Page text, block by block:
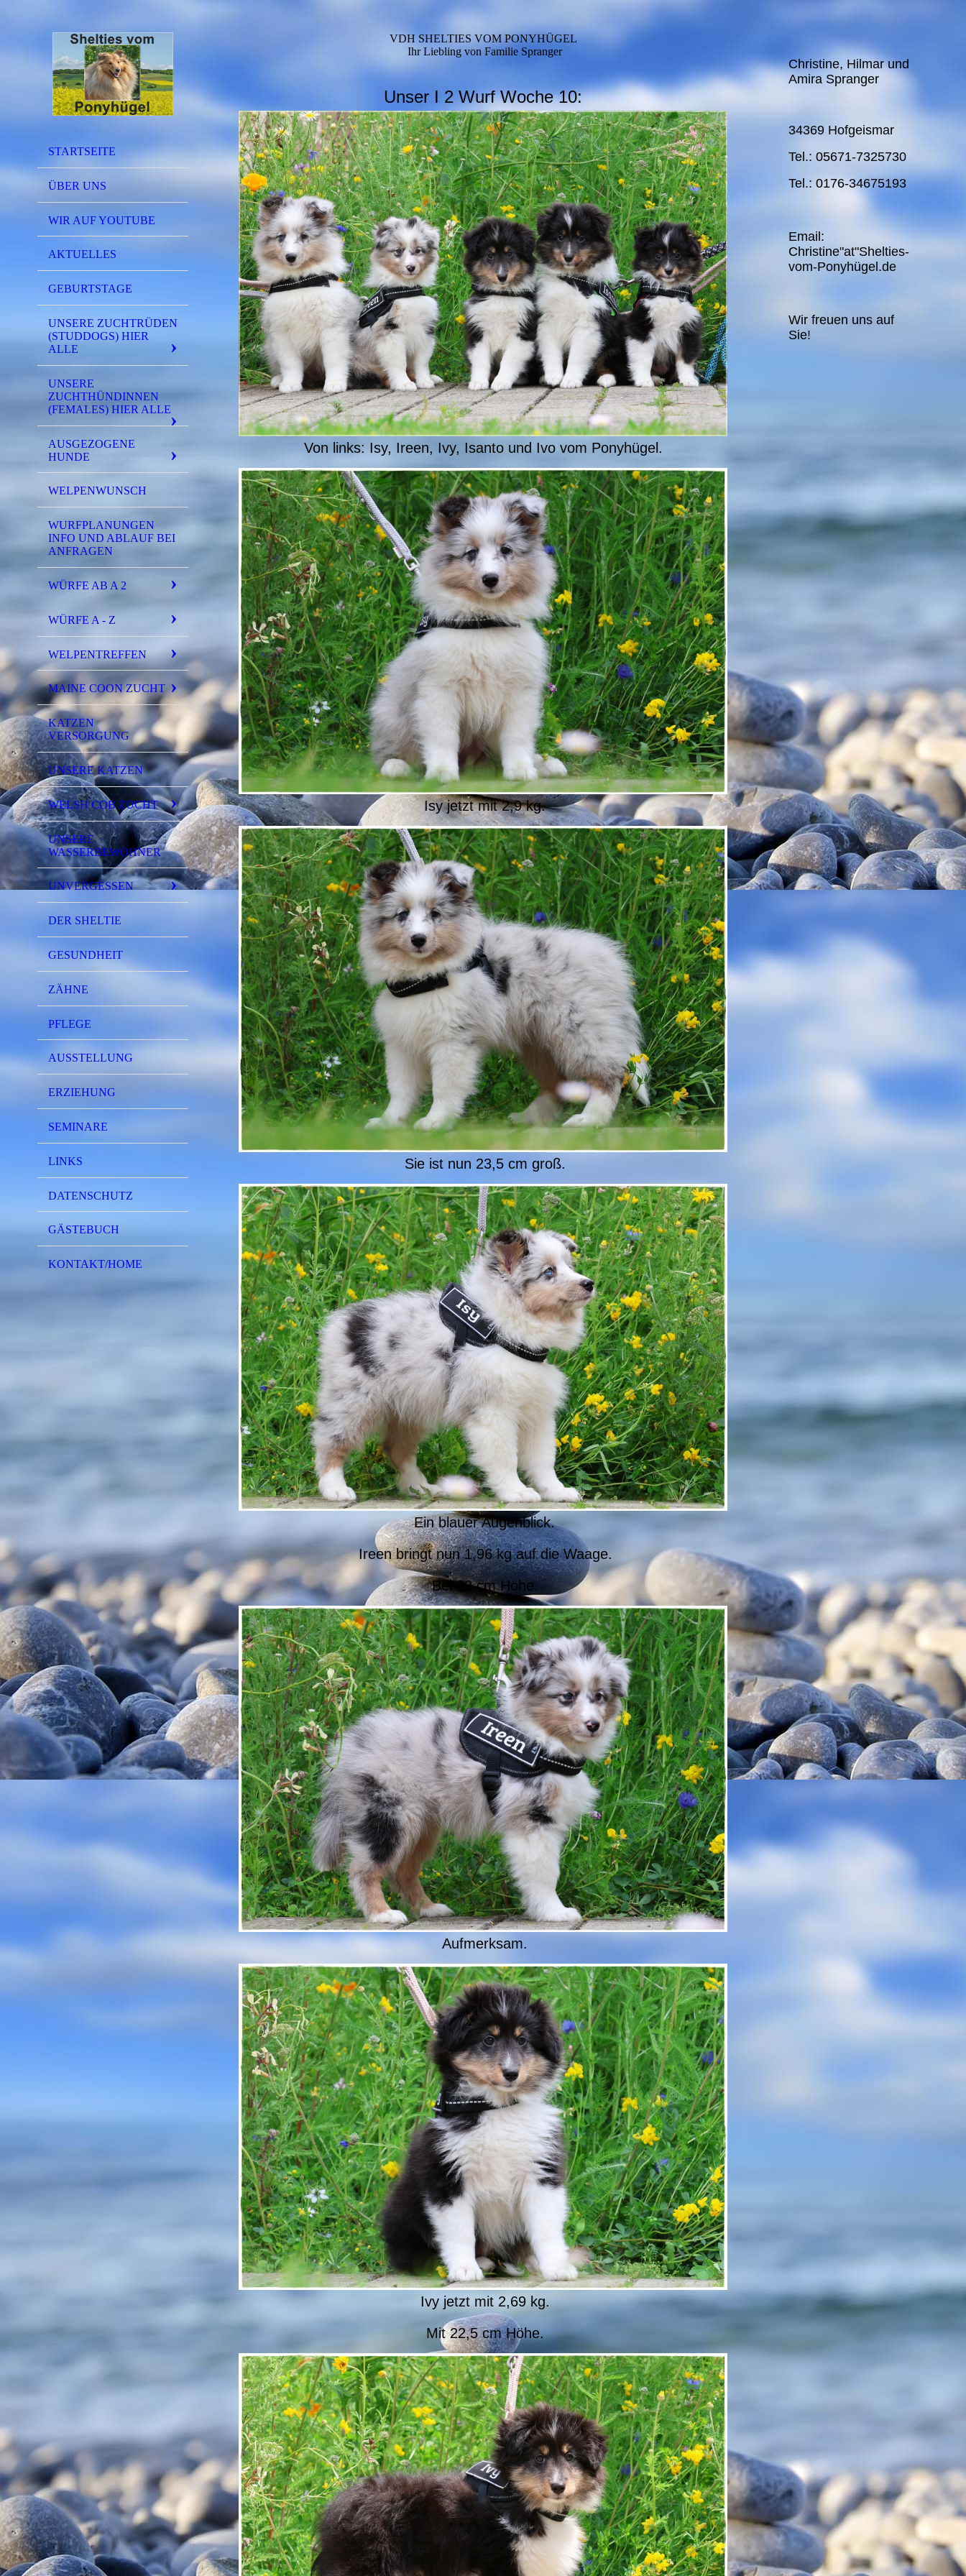
STARTSEITE
ÜBER UNS
WIR AUF YOUTUBE
AKTUELLES
GEBURTSTAGE
UNSERE ZUCHTRÜDEN
(STUDDOGS) HIER
ALLE
UNSERE
ZUCHTHÜNDINNEN
(FEMALES) HIER ALLE
AUSGEZOGENE
HUNDE
WELPENWUNSCH
WURFPLANUNGEN
INFO UND ABLAUF BEI
ANFRAGEN
WÜRFE AB A 2
WÜRFE A - Z
WELPENTREFFEN
MAINE COON ZUCHT
KATZEN
VERSORGUNG
UNSERE KATZEN
WELSH COB ZUCHT
UNSERE
WASSERBEWOHNER
UNVERGESSEN
DER SHELTIE
GESUNDHEIT
ZÄHNE
PFLEGE
AUSSTELLUNG
ERZIEHUNG
SEMINARE
LINKS
DATENSCHUTZ
GÄSTEBUCH
KONTAKT/HOME
VDH SHELTIES VOM PONYHÜGEL
Ihr Liebling von Familie Spranger
Unser I 2 Wurf Woche 10:
Von links: Isy, Ireen, Ivy, Isanto und Ivo vom Ponyhügel.
Isy jetzt mit 2,9 kg.
Sie ist nun 23,5 cm groß.
Ein blauer Augenblick.
Ireen bringt nun 1,96 kg auf die Waage.
Bei 22 cm Höhe.
Aufmerksam.
Ivy jetzt mit 2,69 kg.
Mit 22,5 cm Höhe.
Christine, Hilmar und
Amira Spranger
34369 Hofgeismar
Tel.: 05671-7325730
Tel.: 0176-34675193
Email:
Christine"at"Shelties-
vom-Ponyhügel.de
Wir freuen uns auf
Sie!